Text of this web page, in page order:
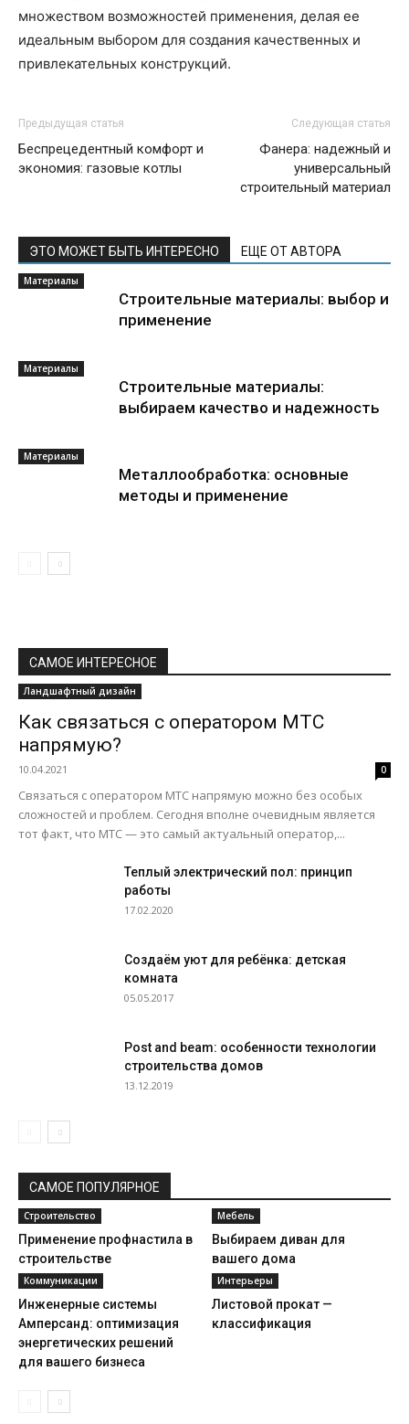
множеством возможностей применения, делая ее
идеальным выбором для создания качественных и
привлекательных конструкций.
Предыдущая статья
Беспрецедентный комфорт и
экономия: газовые котлы
Следующая статья
Фанера: надежный и
универсальный
строительный материал
ЭТО МОЖЕТ БЫТЬ ИНТЕРЕСНО ЕЩЕ ОТ АВТОРА
Материалы
Строительные материалы: выбор и
применение
Материалы
Строительные материалы:
выбираем качество и надежность
Материалы
Металлообработка: основные
методы и применение
САМОЕ ИНТЕРЕСНОЕ
Ландшафтный дизайн
Как связаться с оператором МТС
напрямую?
10.04.2021 0
Связаться с оператором МТС напрямую можно без особых
сложностей и проблем. Сегодня вполне очевидным является
тот факт, что МТС — это самый актуальный оператор,...
Теплый электрический пол: принцип
работы
17.02.2020
Создаём уют для ребёнка: детская
комната
05.05.2017
Post and beam: особенности технологии
строительства домов
13.12.2019
САМОЕ ПОПУЛЯРНОЕ
Строительство
Применение профнастила в
строительстве
Мебель
Выбираем диван для
вашего дома
Коммуникации
Инженерные системы
Амперсанд: оптимизация
энергетических решений
для вашего бизнеса
Интерьеры
Листовой прокат —
классификация